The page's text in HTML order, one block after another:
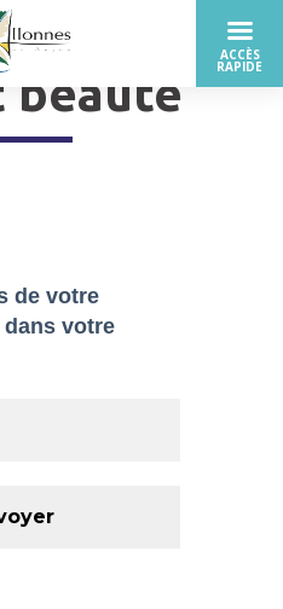
d’outils
beauté
de votre
votre